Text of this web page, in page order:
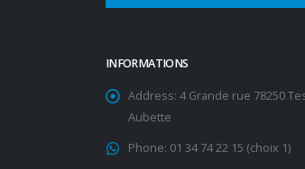
INFORMATIONS
Address: 4 Grande rue 78250
Aubette
Phone: 01 34 74 22 15 (choix 1)